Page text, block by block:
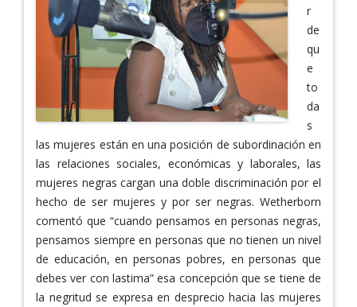
r
de
qu
e
to
da
s
las mujeres están en una posición de subordinación en
las relaciones sociales, económicas y laborales, las
mujeres negras cargan una doble discriminación por el
hecho de ser mujeres y por ser negras. Wetherborn
comentó que “cuando pensamos en personas negras,
pensamos siempre en personas que no tienen un nivel
de educación, en personas pobres, en personas que
debes ver con lastima” esa concepción que se tiene de
la negritud se expresa en desprecio hacia las mujeres